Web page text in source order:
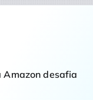
Amazon desafia